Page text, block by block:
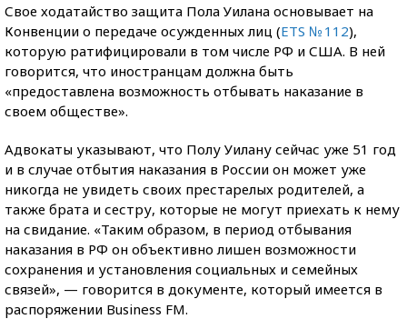
Свое ходатайство защита Пола Уилана основывает на
Конвенции о передаче осужденных лиц (ETS № 112),
которую ратифицировали в том числе РФ и США. В ней
говорится, что иностранцам должна быть
«предоставлена возможность отбывать наказание в
своем обществе».
Адвокаты указывают, что Полу Уилану сейчас уже 51 год
и в случае отбытия наказания в России он может уже
никогда не увидеть своих престарелых родителей, а
также брата и сестру, которые не могут приехать к нему
на свидание. «Таким образом, в период отбывания
наказания в РФ он объективно лишен возможности
сохранения и установления социальных и семейных
связей», — говорится в документе, который имеется в
распоряжении Business FM.